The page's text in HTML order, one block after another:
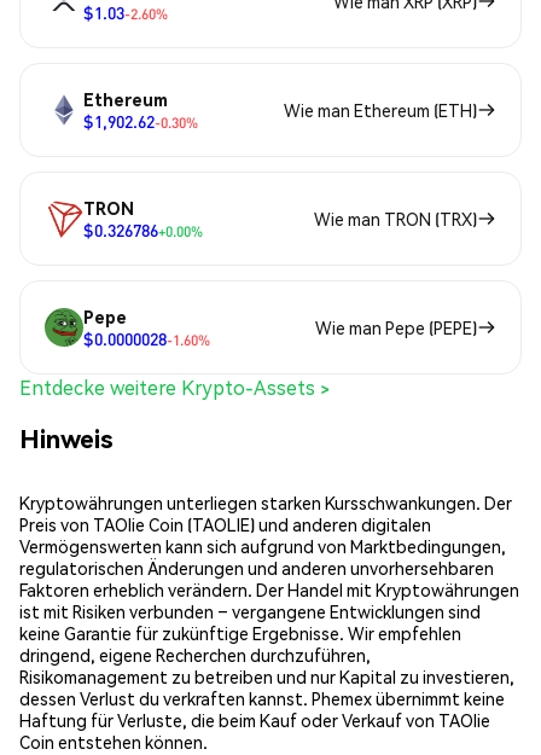
$1.03-2.60%
Ethereum
$1,902.62-0.30%
Wie man Ethereum (ETH)
TRON
$0.326786+0.00%
Wie man TRON (TRX)
Pepe
$0.0000028-1.60%
Wie man Pepe (PEPE)
Entdecke weitere Krypto-Assets >
Hinweis
Kryptowährungen unterliegen starken Kursschwankungen. Der
Preis von TAOlie Coin (TAOLIE) und anderen digitalen
Vermögenswerten kann sich aufgrund von Marktbedingungen,
regulatorischen Änderungen und anderen unvorhersehbaren
Faktoren erheblich verändern. Der Handel mit Kryptowährungen
ist mit Risiken verbunden – vergangene Entwicklungen sind
keine Garantie für zukünftige Ergebnisse. Wir empfehlen
dringend, eigene Recherchen durchzuführen,
Risikomanagement zu betreiben und nur Kapital zu investieren,
dessen Verlust du verkraften kannst. Phemex übernimmt keine
Haftung für Verluste, die beim Kauf oder Verkauf von TAOlie
Coin entstehen können.